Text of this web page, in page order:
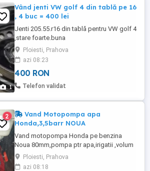
1
Vând jenti VW golf 4 din tablă pe 16
, 4 buc = 400 lei
Jenti 205.55.r16 din tablă pentru VW golf 4
,stare foarte.buna
Ploiesti, Prahova
azi 08:23
400 RON
Telefon validat
2
Vand Motopompa apa
Honda,3,5barr NOUA
Vand motopompa Honda pe benzina
Noua 80mm,pompa ptr apa,irigatii ,volum
mare,inundatii,piscina,etc
Ploiesti, Prahova
azi 08:18